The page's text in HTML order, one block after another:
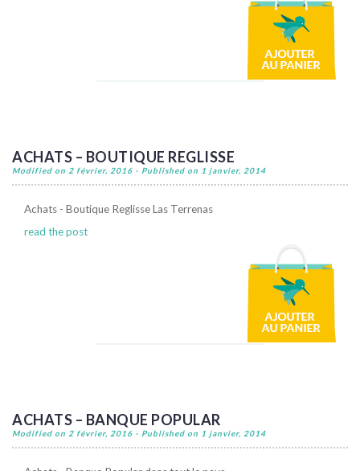
ACHATS – BOUTIQUE REGLISSE
Modified on 2 février, 2016 - Published on 1 janvier, 2014
Achats - Boutique Reglisse Las Terrenas
read the post
ACHATS – BANQUE POPULAR
Modified on 2 février, 2016 - Published on 1 janvier, 2014